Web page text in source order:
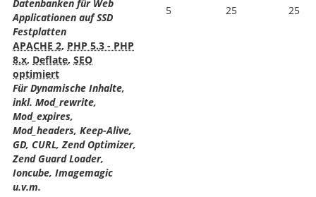
Datenbanken für Web
Applicationen auf SSD
Festplatten
5 25 25
APACHE 2, PHP 5.3 - PHP
8.x, Deflate, SEO
optimiert
Für Dynamische Inhalte,
inkl. Mod_rewrite,
Mod_expires,
Mod_headers, Keep-Alive,
GD, CURL, Zend Optimizer,
Zend Guard Loader,
Ioncube, Imagemagic
u.v.m.